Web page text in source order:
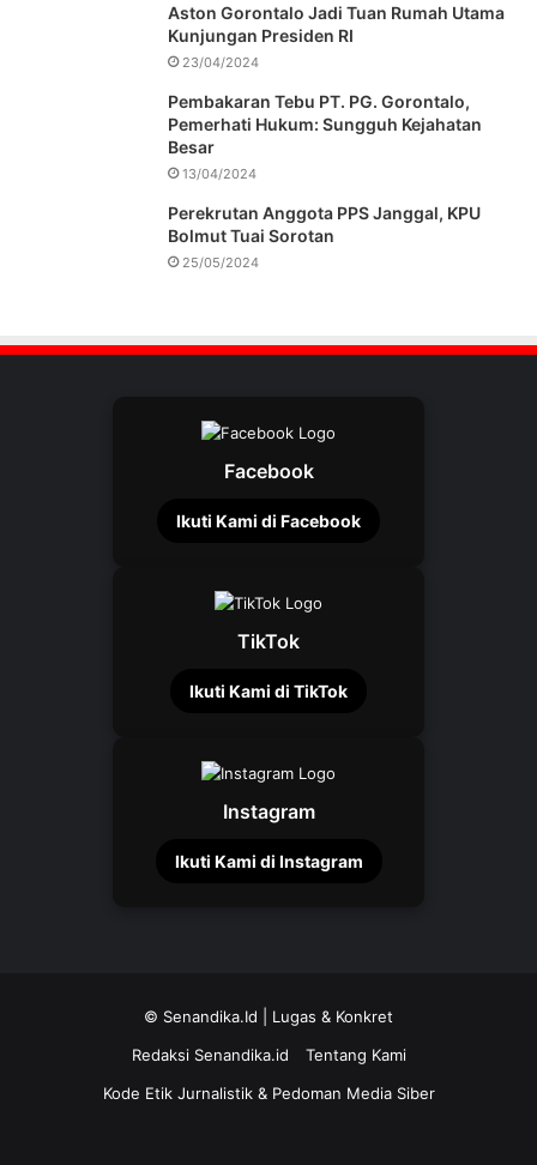
Aston Gorontalo Jadi Tuan Rumah Utama
Kunjungan Presiden RI
23/04/2024
Pembakaran Tebu PT. PG. Gorontalo,
Pemerhati Hukum: Sungguh Kejahatan
Besar
13/04/2024
Perekrutan Anggota PPS Janggal, KPU
Bolmut Tuai Sorotan
25/05/2024
Facebook
Ikuti Kami di Facebook
TikTok
Ikuti Kami di TikTok
Instagram
Ikuti Kami di Instagram
© Senandika.Id | Lugas & Konkret
Redaksi Senandika.id
Tentang Kami
Kode Etik Jurnalistik & Pedoman Media Siber